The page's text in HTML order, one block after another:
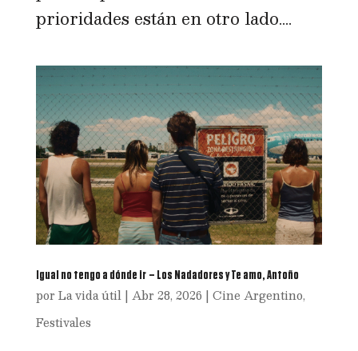
prioridades están en otro lado....
Igual no tengo a dónde ir – Los Nadadores y Te amo, Antoño
por La vida útil| Abr 28, 2026 | Cine Argentino,
Festivales